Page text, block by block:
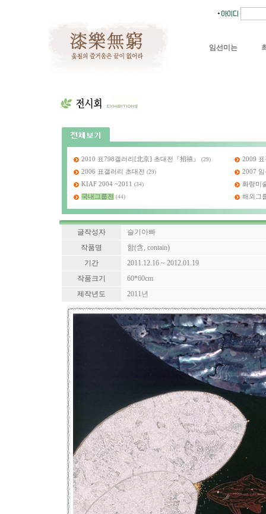
임선미는
2010 표798갤러리[北京] 초대전『招禧』 (29)
2009
2006 표갤러리 초대전 (29)
2007
KIAF 2004 ~2011 (34)
화랑미
국내그룹전 (44) 해외그
글작성자
슬기아빠
작품명
함(含, contain)
기간
2011.12.16 ~ 2012.01.19
작품크기
60*60cm
제작년도
2011년